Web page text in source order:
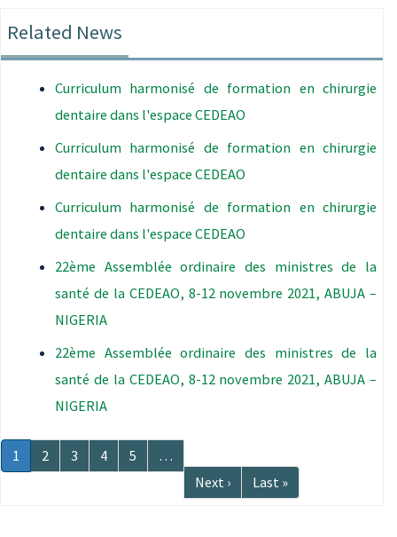
Related News
Curriculum harmonisé de formation en chirurgie
dentaire dans l'espace CEDEAO
Curriculum harmonisé de formation en chirurgie
dentaire dans l'espace CEDEAO
Curriculum harmonisé de formation en chirurgie
dentaire dans l'espace CEDEAO
22ème Assemblée ordinaire des ministres de la
santé de la CEDEAO, 8-12 novembre 2021, ABUJA –
NIGERIA
22ème Assemblée ordinaire des ministres de la
santé de la CEDEAO, 8-12 novembre 2021, ABUJA –
NIGERIA
Pagination
Page
courante
1 Page
2 Page
3 Page
4 Page
5
…
Page
suivante
Next ›
Dernière
page
Last »